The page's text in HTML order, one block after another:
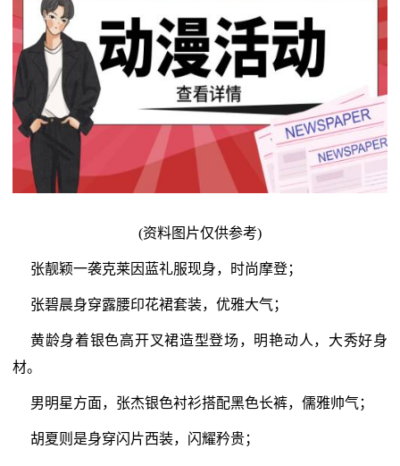
(资料图片仅供参考)
张靓颖一袭克莱因蓝礼服现身，时尚摩登；
张碧晨身穿露腰印花裙套装，优雅大气；
黄龄身着银色高开叉裙造型登场，明艳动人，大秀好身
材。
男明星方面，张杰银色衬衫搭配黑色长裤，儒雅帅气；
胡夏则是身穿闪片西装，闪耀矜贵；